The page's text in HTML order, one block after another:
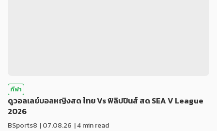
กีฬา
ดูวอลเลย์บอลหญิงสด ไทย Vs ฟิลิปปินส์ สด SEA V League
2026
BSports8 |07.08.26 | 4 min read